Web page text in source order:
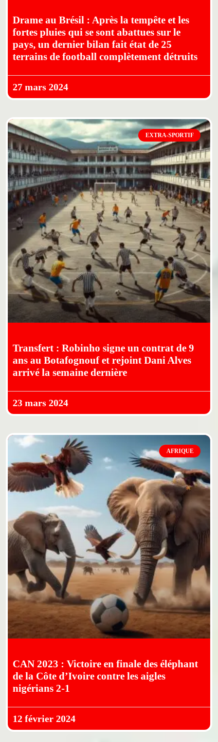
Drame au Brésil : Après la tempête et les
fortes pluies qui se sont abattues sur le
pays, un dernier bilan fait état de 25
terrains de football complètement détruits
27 mars 2024
EXTRA-SPORTIF
Transfert : Robinho signe un contrat de 9
ans au Botafognouf et rejoint Dani Alves
arrivé la semaine dernière
23 mars 2024
AFRIQUE
CAN 2023 : Victoire en finale des éléphant
de la Côte d’Ivoire contre les aigles
nigérians 2-1
12 février 2024